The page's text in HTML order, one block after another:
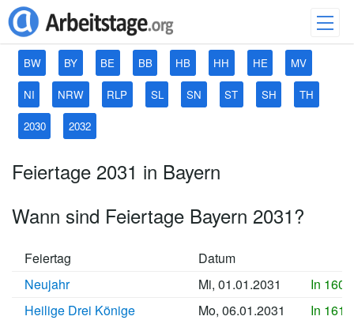
BW BY BE BB HB HH HE MV
NI NRW RLP SL SN ST SH TH
2030 2032
Feiertage 2031 in Bayern
Wann sind Feiertage Bayern 2031?
Feiertag
Datum
Neujahr
Mi, 01.01.2031
In
Heilige Drei Könige
Mo, 06.01.2031
In